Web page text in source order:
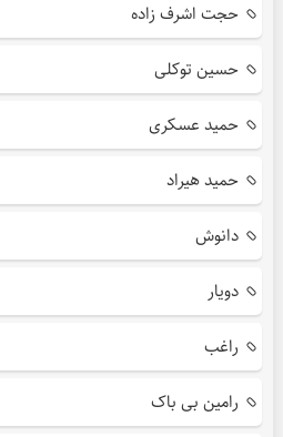
حجت اشرف زاده
حسین توکلی
حمید عسکری
حمید هیراد
دانوش
دویار
راغب
رامین بی باک